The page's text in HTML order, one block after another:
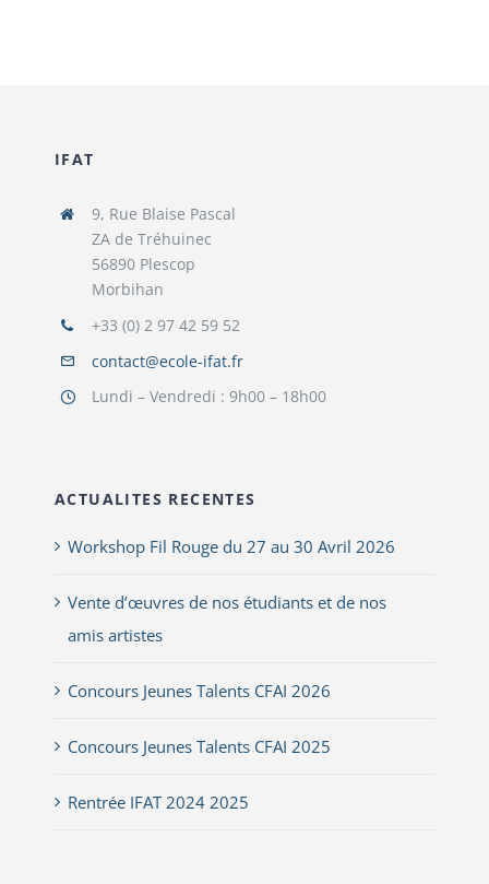
IFAT
9, Rue Blaise Pascal
ZA de Tréhuinec
56890 Plescop
Morbihan
+33 (0) 2 97 42 59 52
contact@ecole-ifat.fr
Lundi – Vendredi : 9h00 – 18h00
ACTUALITES RECENTES
Workshop Fil Rouge du 27 au 30 Avril 2026
Vente d’œuvres de nos étudiants et de nos
amis artistes
Concours Jeunes Talents CFAI 2026
Concours Jeunes Talents CFAI 2025
Rentrée IFAT 2024 2025